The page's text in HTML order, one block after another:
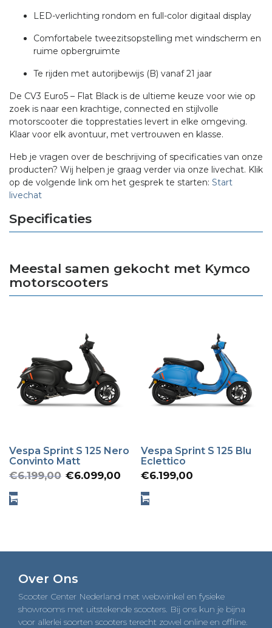
LED-verlichting rondom en full-color digitaal display
Comfortabele tweezitsopstelling met windscherm en
ruime opbergruimte
Te rijden met autorijbewijs (B) vanaf 21 jaar
De CV3 Euro5 – Flat Black is de ultieme keuze voor wie op
zoek is naar een krachtige, connected en stijlvolle
motorscooter die topprestaties levert in elke omgeving.
Klaar voor elk avontuur, met vertrouwen en klasse.
Heb je vragen over de beschrijving of specificaties van onze
producten? Wij helpen je graag verder via onze livechat. Klik
op de volgende link om het gesprek te starten: Start
livechat
Specificaties
Meestal samen gekocht met Kymco
motorscooters
Vespa Sprint S 125 Nero
Convinto Matt
€6.199,00 Oorspronkelijke
€6.099,00
Huidige
prijs
Vespa Sprint S 125 Blu
Eclettico
€6.199,00
Over Ons
Scooter Center Nederland met webwinkel en fysieke
showrooms met uitstekende scooters. Bij ons kun je bijna
voor allerlei soorten scooters terecht zowel online en offline.